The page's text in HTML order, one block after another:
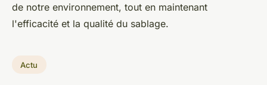
de notre environnement, tout en maintenant
l'efficacité et la qualité du sablage.
Actu